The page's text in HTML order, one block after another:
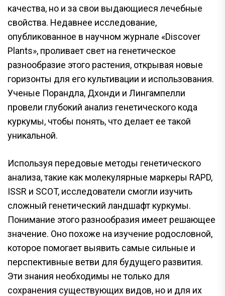
качества, но и за свои выдающиеся лечебные
свойства. Недавнее исследование,
опубликованное в научном журнале «Discover
Plants», проливает свет на генетическое
разнообразие этого растения, открывая новые
горизонты для его культивации и использования.
Ученые Порандла, Дхонди и Лингампелли
провели глубокий анализ генетического кода
куркумы, чтобы понять, что делает ее такой
уникальной.
Используя передовые методы генетического
анализа, такие как молекулярные маркеры RAPD,
ISSR и SCOT, исследователи смогли изучить
сложный генетический ландшафт куркумы.
Понимание этого разнообразия имеет решающее
значение. Оно похоже на изучение родословной,
которое помогает выявить самые сильные и
перспективные ветви для будущего развития.
Эти знания необходимы не только для
сохранения существующих видов, но и для их